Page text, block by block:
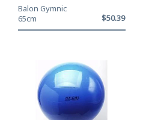
Balon Gymnic
65cm
$50.390